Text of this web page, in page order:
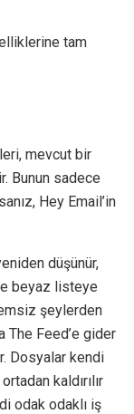
tam
mevcut bir
Bunun sadece
Hey Email’in
düşünür,
beyaz listeye
şeylerden
The Feed’e gider
Dosyalar kendi
kaldırılır
odak odaklı iş